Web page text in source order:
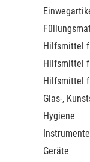
Hilfsmittel
Hilfsmittel
Hilfsmittel
Glas-,
Hygiene
Instrumente
Geräte